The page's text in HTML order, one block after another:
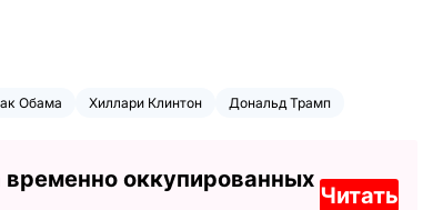
Обама Хиллари Клинтон Дональд Трамп
оккупированных
Читать